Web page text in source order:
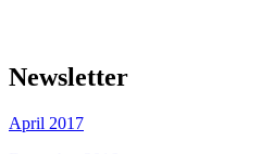
Newsletter
April 2017